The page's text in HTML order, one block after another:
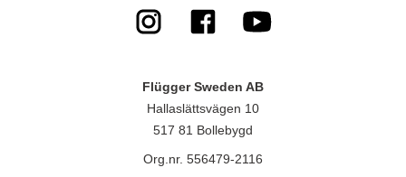
Flügger Sweden AB
Hallaslättsvägen 10
517 81 Bollebygd
Org.nr. 556479-2116